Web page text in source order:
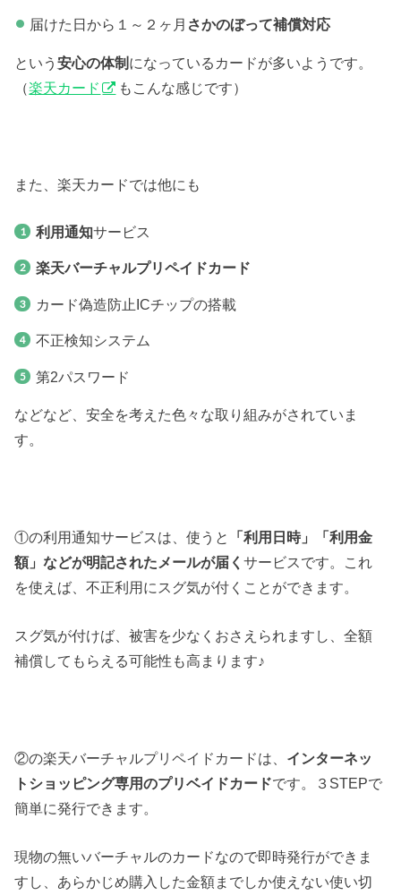
届けた日から１～２ヶ月 さかのぼって補償対応
という安心の体制 になっているカードが多いようです。
（楽天カード もこんな感じです）
また、楽天カードでは他にも
利用通知サービス
楽天バーチャルプリペイドカード
カード偽造防止ICチップの搭載
不正検知システム
第2パスワード
などなど、安全を考えた色々な取り組みがされていま
す。
①の利用通知サービスは、使うと
「利用日時」「利用金
額」などが明記されたメールが届くサービスです。これ
を使えば、不正利用にスグ気が付くことができます。
スグ気が付けば、被害を少なくおさえられますし、全額
補償してもらえる可能性も高まります♪
②の楽天バーチャルプリペイドカードは、 インターネッ
トショッピング専用のプリベイドカードです。３STEPで
簡単に発行できます。
現物の無いバーチャルのカードなので即時発行ができま
すし、あらかじめ購入した金額までしか使えない使い切